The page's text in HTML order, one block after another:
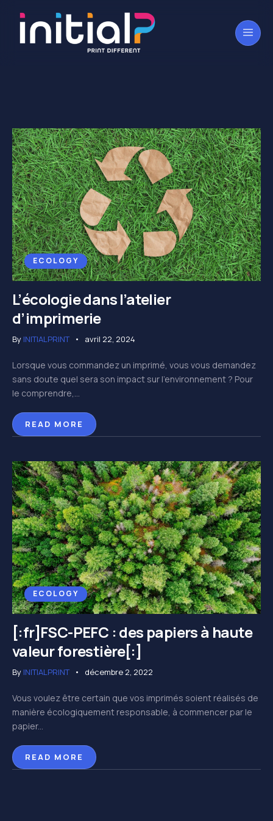
ECOLOGY
L’écologie dans l’atelier
d’imprimerie
By INITIALPRINT avril 22, 2024
Lorsque vous commandez un imprimé, vous vous demandez
sans doute quel sera son impact sur l’environnement ? Pour
le comprendre,...
READ MORE
ECOLOGY
[:fr]FSC-PEFC : des papiers à haute
valeur forestière[:]
By INITIALPRINT décembre 2, 2022
Vous voulez être certain que vos imprimés soient réalisés de
manière écologiquement responsable, à commencer par le
papier...
READ MORE